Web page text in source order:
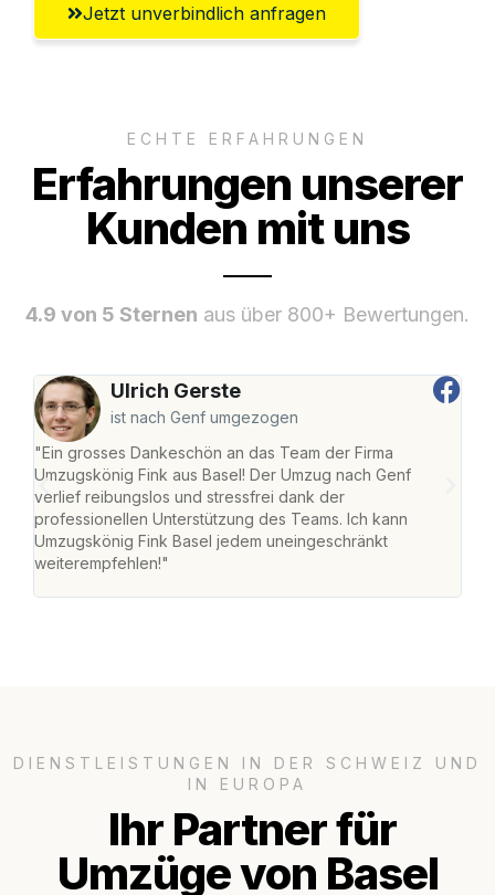
Jetzt unverbindlich anfragen
ECHTE ERFAHRUNGEN
Erfahrungen unserer
Kunden mit uns
4.9 von 5 Sternen aus über 800+ Bewertungen.
Ulrich Gerste
ist nach Genf umgezogen
"Ein grosses Dankeschön an das Team der Firma
Umzugskönig Fink aus Basel! Der Umzug nach Genf
verlief reibungslos und stressfrei dank der
professionellen Unterstützung des Teams. Ich kann
Umzugskönig Fink Basel jedem uneingeschränkt
weiterempfehlen!"
DIENSTLEISTUNGEN IN DER SCHWEIZ UND
IN EUROPA
Ihr Partner für
Umzüge von Basel